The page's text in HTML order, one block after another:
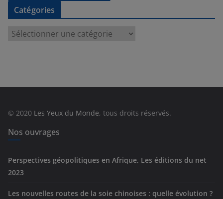
Catégories
e
© 2020 Les Yeux du Monde, tous droits réservés.
Nos ouvrages
Perspectives géopolitiques en Afrique, Les éditions du net
2023
Les nouvelles routes de la soie chinoises : quelle évolution ?